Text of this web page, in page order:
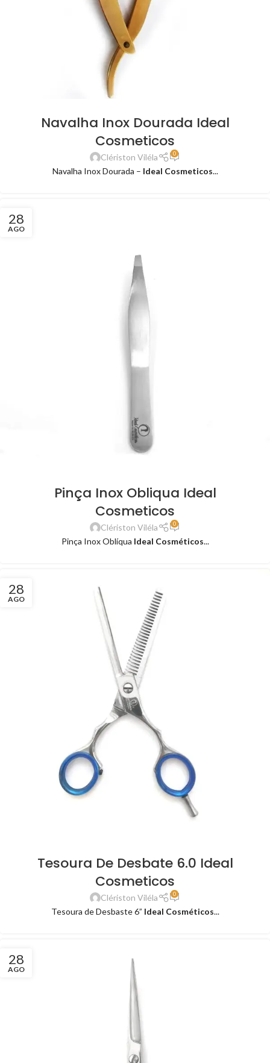
Navalha Inox Dourada Ideal
Cosmeticos
Clériston Viléla 0
Navalha Inox Dourada – Ideal Cosmeticos...
28
AGO
Pinça Inox Obliqua Ideal
Cosmeticos
Clériston Viléla 0
Pinça Inox Oblíqua Ideal Cosméticos...
28
AGO
Tesoura De Desbate 6.0 Ideal
Cosmeticos
Clériston Viléla 0
Tesoura de Desbaste 6” Ideal Cosméticos...
28
AGO